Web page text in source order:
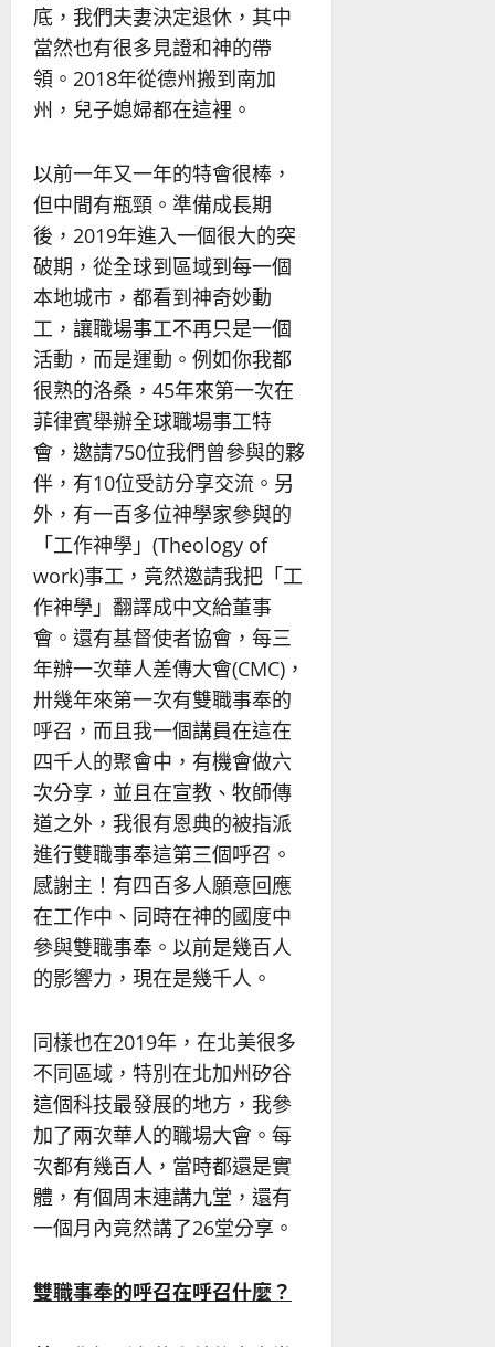
底，我們夫妻決定退休，其中
當然也有很多見證和神的帶
領。2018年從德州搬到南加
州，兒子媳婦都在這裡。
以前一年又一年的特會很棒，
但中間有瓶頸。準備成長期
後，2019年進入一個很大的突
破期，從全球到區域到每一個
本地城市，都看到神奇妙動
工，讓職場事工不再只是一個
活動，而是運動。例如你我都
很熟的洛桑，45年來第一次在
菲律賓舉辦全球職場事工特
會，邀請750位我們曾參與的夥
伴，有10位受訪分享交流。另
外，有一百多位神學家參與的
「工作神學」(Theology of
work)事工，竟然邀請我把「工
作神學」翻譯成中文給董事
會。還有基督使者協會，每三
年辦一次華人差傳大會(CMC)，
卅幾年來第一次有雙職事奉的
呼召，而且我一個講員在這在
四千人的聚會中，有機會做六
次分享，並且在宣教、牧師傳
道之外，我很有恩典的被指派
進行雙職事奉這第三個呼召。
感謝主！有四百多人願意回應
在工作中、同時在神的國度中
參與雙職事奉。以前是幾百人
的影響力，現在是幾千人。
同樣也在2019年，在北美很多
不同區域，特別在北加州矽谷
這個科技最發展的地方，我參
加了兩次華人的職場大會。每
次都有幾百人，當時都還是實
體，有個周末連講九堂，還有
一個月內竟然講了26堂分享。
雙職事奉的呼召在呼召什麼？